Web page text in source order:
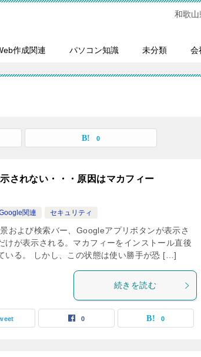
和歌
作成関連 パソコン知識 未分類 会
0
されない・・・原因はマカフィー
関連 セキュリティ
および検索バー、Googleアプリボタンが表示さ
けが表示される。マカフィーをインストール直後
いる。 しかし、この状態は使い勝手が恐 […]
続きを読む
0 0